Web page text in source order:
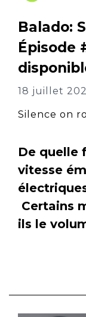
Balado:
Épisode
18 juillet
Silence on
De quelle
vitesse
Certains
ils le